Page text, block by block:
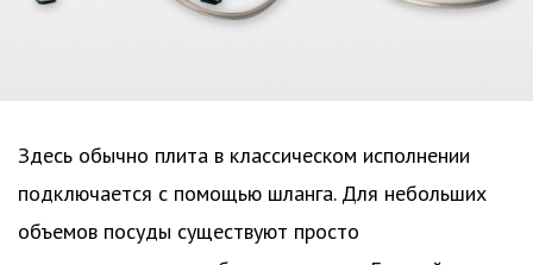
Здесь обычно плита в классическом исполнении
подключается с помощью шланга. Для небольших
объемов посуды существуют просто